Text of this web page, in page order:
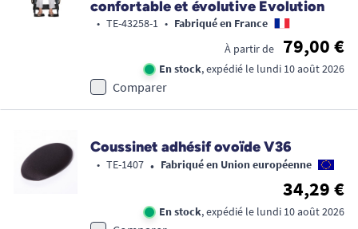
confortable et évolutive Evolution
• TE-43258-1 • Fabriqué en France
À partir de
79,00 €
En stock, expédié le lundi 10 août 2026
Comparer
Coussinet adhésif ovoïde V36
• TE-1407 • Fabriqué en Union européenne
34,29 €
En stock, expédié le lundi 10 août 2026